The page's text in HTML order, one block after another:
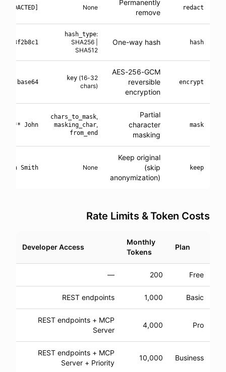
redact
Permanently
remove
None
hash
One-way hash
hash_type:
SHA256 |
SHA512
a3f2b8c1...
encrypt
AES-256-GCM
reversible
encryption
key (16-32
chars)
ENC:base64...
mask
Partial
character
masking
chars_to_mask,
masking_char,
from_end
John ****
keep
Keep original
(skip
anonymization)
None
John Smith
Rate Limits & Token Costs
Plan
Monthly
Tokens
Developer Access
Free
200
—
Basic
1,000
REST endpoints
Pro
4,000
REST endpoints + MCP
Server
Business
10,000
REST endpoints + MCP
Server + Priority